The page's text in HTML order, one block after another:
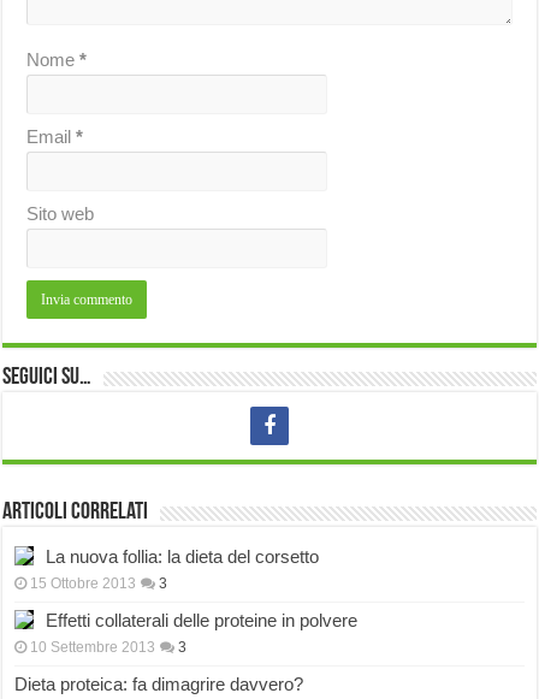
Nome*
Email*
Sito web
Seguici su…
Articoli correlati
La nuova follia: la dieta del corsetto
15 Ottobre 2013 3
Effetti collaterali delle proteine in polvere
10 Settembre 2013 3
Dieta proteica: fa dimagrire davvero?